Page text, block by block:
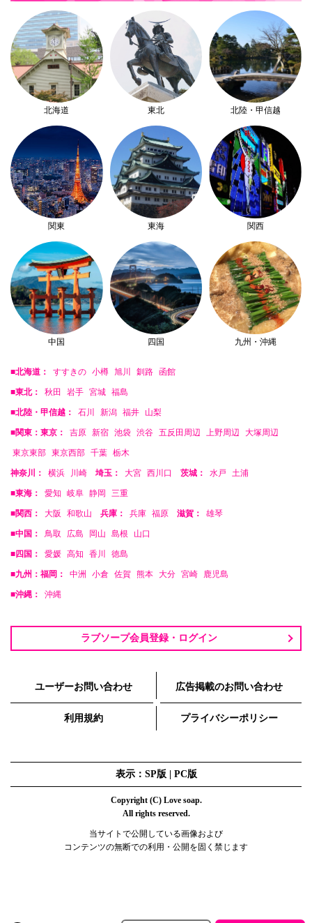
北海道 東北 北陸・甲信越
関東 東海 関西
中国 四国 九州・沖縄
■北海道： すすきの 小樽 旭川 釧路 函館
■東北： 秋田 岩手 宮城 福島
■北陸・甲信越： 石川 新潟 福井 山梨
■関東：東京： 吉原 新宿 池袋 渋谷 五反田周辺 上野周辺 大塚周辺
東京東部 東京西部 千葉 栃木
神奈川： 横浜 川崎 埼玉： 大宮 西川口 茨城： 水戸 土浦
■東海： 愛知 岐阜 静岡 三重
■関西： 大阪 和歌山 兵庫： 兵庫 福原 滋賀： 雄琴
■中国： 鳥取 広島 岡山 島根 山口
■四国： 愛媛 高知 香川 徳島
■九州：福岡： 中洲 小倉 佐賀 熊本 大分 宮崎 鹿児島
■沖縄： 沖縄
ラブソープ会員登録・ログイン
ユーザーお問い合わせ 広告掲載のお問い合わせ
利用規約 プライバシーポリシー
表示：SP版 | PC版
Copyright (C) Love soap.
All rights reserved.
当サイトで公開している画像および
コンテンツの無断での利用・公開を固く禁じます